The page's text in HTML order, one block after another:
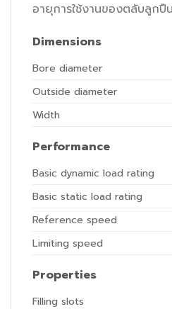
อายุการใช้งานของตลับลูกปื
Dimensions
Bore diameter
Outside diameter
Width
Performance
Basic dynamic load rating
Basic static load rating
Reference speed
Limiting speed
Properties
Filling slots